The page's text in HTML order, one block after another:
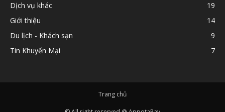
Dịch vụ khác
19
Giới thiệu
14
Du lịch - Khách sạn
9
Tin Khuyến Mại
7
Trang chủ